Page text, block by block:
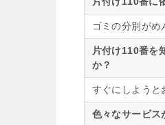
ゴミの分別がめ
片付け110番を
か？
すぐにしようと
色々なサービス